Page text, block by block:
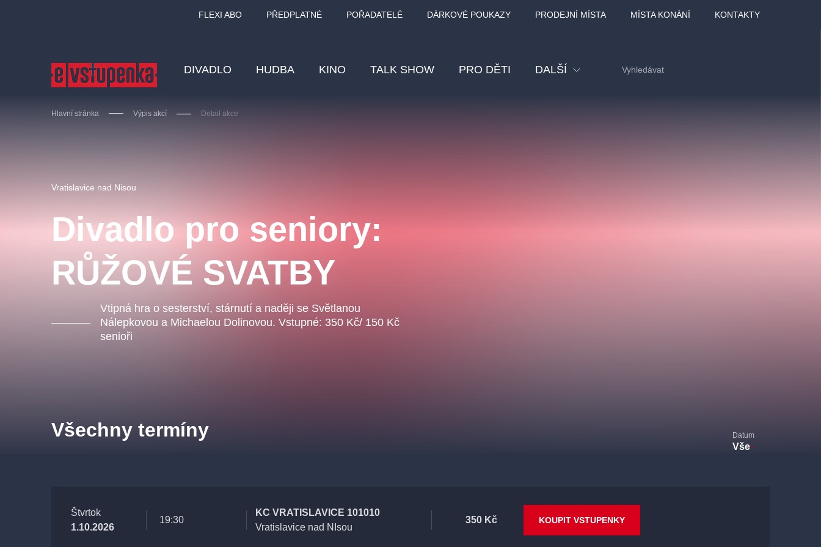
FLEXI ABO PŘEDPLATNÉ POŘADATELÉ DÁRKOVÉ POUKAZY PRODEJNÍ MÍSTA MÍSTA KONÁNÍ KONTAKTY
DIVADLO HUDBA KINO TALK SHOW PRO DĚTI DALŠÍ
Hlavní stránka Výpis akcí Detail akce
Vratislavice nad Nisou
Divadlo pro seniory:
RŮŽOVÉ SVATBY
Vtipná hra o sesterství, stárnutí a naději se Světlanou
Nálepkovou a Michaelou Dolinovou. Vstupné: 350 Kč/ 150 Kč
senioři
Všechny termíny Datum
Vše
Štvrtok
1.10.2026
19:30
KC VRATISLAVICE 101010
Vratislavice nad NIsou
350 Kč KOUPIT VSTUPENKY
divadlo premiéra klasickáhudba letníscéna